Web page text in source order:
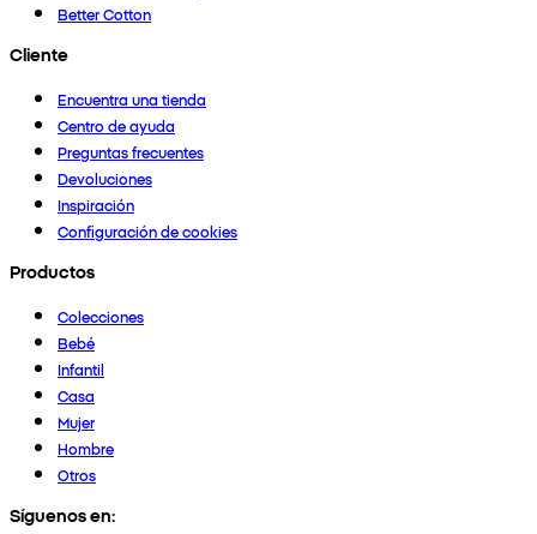
Better Cotton
Cliente
Encuentra una tienda
Centro de ayuda
Preguntas frecuentes
Devoluciones
Inspiración
Configuración de cookies
Productos
Colecciones
Bebé
Infantil
Casa
Mujer
Hombre
Otros
Síguenos en: